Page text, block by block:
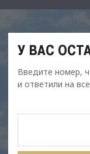
У ВАС
Введите номер,
и ответили на